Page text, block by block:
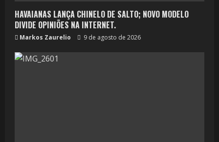
HAVAIANAS LANÇA CHINELO DE SALTO; NOVO MODELO
DIVIDE OPINIÕES NA INTERNET.
Markos Zaurelio 9 de agosto de 2026